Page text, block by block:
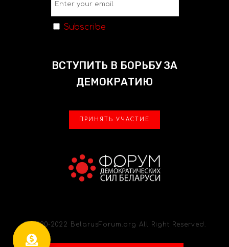
Subscribe
ВСТУПИТЬ В БОРЬБУ ЗА
ДЕМОКРАТИЮ
ПРИНЯТЬ УЧАСТИЕ
© 2020-2022 BelarusForum.org All Right Reserved.